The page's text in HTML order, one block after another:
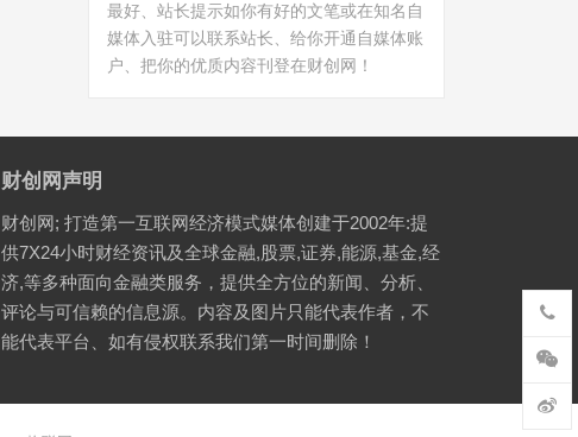
最好、站长提示如你有好的文笔或在知名自
媒体入驻可以联系站长、给你开通自媒体账
户、把你的优质内容刊登在财创网！
财创网声明
财创网; 打造第一互联网经济模式媒体创建于2002年:提
供7X24小时财经资讯及全球金融,股票,证券,能源,基金,经
济,等多种面向金融类服务，提供全方位的新闻、分析、
评论与可信赖的信息源。内容及图片只能代表作者，不
能代表平台、如有侵权联系我们第一时间删除！